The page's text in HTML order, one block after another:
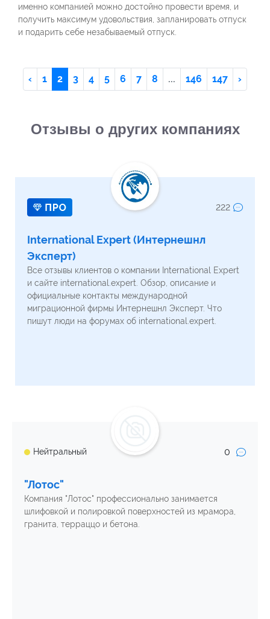
именно компанией можно достойно провести время, и
получить максимум удовольствия, запланировать отпуск
и подарить себе незабываемый отпуск.
‹ 1 2 3 4 5 6 7 8 ... 146 147 ›
Отзывы о других компаниях
222
International Expert (Интернешнл
Эксперт)
Все отзывы клиентов о компании International Expert
и сайте international.expert. Обзор, описание и
официальные контакты международной
миграционной фирмы Интернешнл Эксперт. Что
пишут люди на форумах об international.expert.
Нейтральный 0
"Лотос"
Компания "Лотос" профессионально занимается
шлифовкой и полировкой поверхностей из мрамора,
гранита, терраццо и бетона.